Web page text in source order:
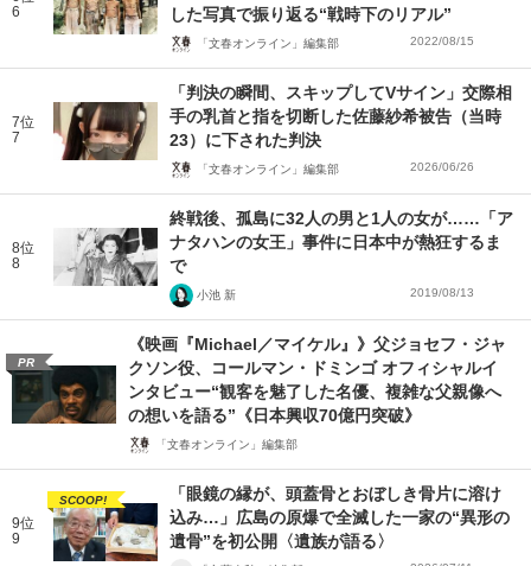
6
した写真で振り返る“戦時下のリアル”
「文春オンライン」編集部 2022/08/15
7位
7
「判決の瞬間、スキップしてVサイン」交際相
手の乳首と指を切断した佐藤紗希被告（当時
23）に下された判決
「文春オンライン」編集部 2026/06/26
8位
8
終戦後、孤島に32人の男と1人の女が……「ア
ナタハンの女王」事件に日本中が熱狂するま
で
小池 新 2019/08/13
PR
《映画『Michael／マイケル』》父ジョセフ・ジャ
クソン役、コールマン・ドミンゴ オフィシャルイ
ンタビュー“観客を魅了した名優、複雑な父親像へ
の想いを語る”《日本興収70億円突破》
「文春オンライン」編集部
9位
9
SCOOP!
「眼鏡の縁が、頭蓋骨とおぼしき骨片に溶け
込み…」広島の原爆で全滅した一家の“異形の
遺骨”を初公開〈遺族が語る〉